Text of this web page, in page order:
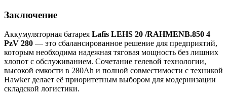
Заключение
Аккумуляторная батарея Lafis LEHS 20 /RAHMENB.850 4
PzV 280 — это сбалансированное решение для предприятий,
которым необходима надежная тяговая мощность без лишних
хлопот с обслуживанием. Сочетание гелевой технологии,
высокой емкости в 280Ah и полной совместимости с техникой
Hawker делает её приоритетным выбором для модернизации
складской логистики.